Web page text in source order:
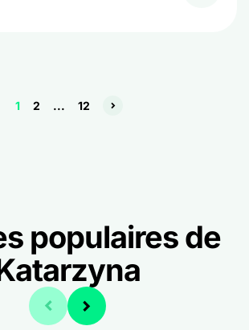
1 2 ... 12
populaires de